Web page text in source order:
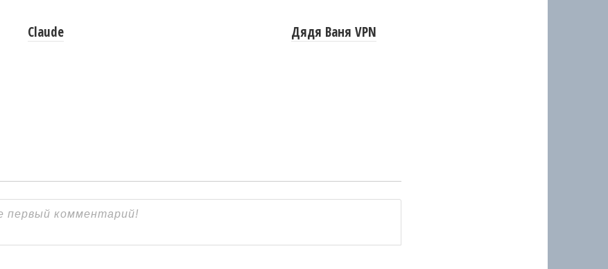
Claude Дядя Ваня VPN